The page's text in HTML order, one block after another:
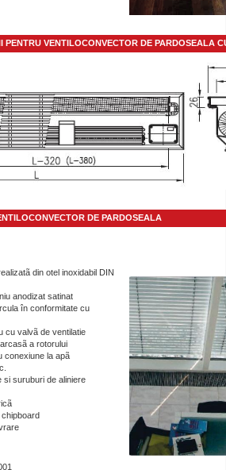
PENTRU VENTILOCONVECTOR DE PARDOSEALA
DE PARDOSEALA
din otel inoxidabil DIN
anodizat satinat
în conformitate cu
cu valvã de ventilatie
a rotorului
conexiune la apã
si suruburi de aliniere